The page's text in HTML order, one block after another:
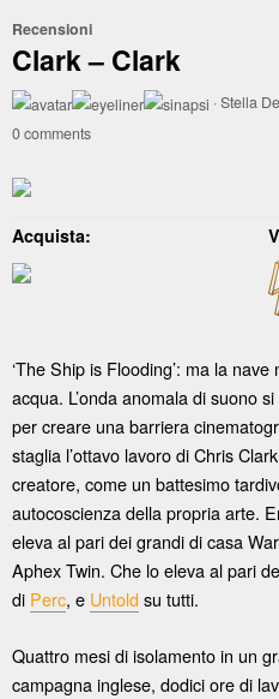
Recensioni
Clark – Clark
·Stella
0 comments
Acquista:
‘The Ship is Flooding’: ma la
acqua. L’onda anomala di suono
per creare una barriera
staglia l’ottavo lavoro di Chris
creatore, come un battesimo
autocoscienza della propria arte.
eleva al pari dei grandi di casa
Aphex Twin. Che lo eleva al pari
di Perc, e Untoldsu tutti.
Quattro mesi di isolamento in un
campagna inglese, dodici ore di